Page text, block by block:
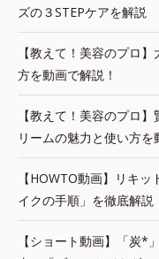
ズの３STEPケアを解説
【教えて！美容のプロ
方を動画で解説！
【教えて！美容のプロ
リームの魅力と使い方を
【HOWTO動画】リキ
イクの手順」を徹底解説
【ショート動画】「炭*